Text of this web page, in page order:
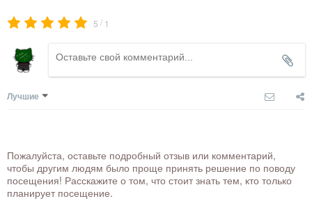
5 / 1
Лучшие
Пожалуйста, оставьте подробный отзыв или комментарий,
чтобы другим людям было проще принять решение по поводу
посещения! Расскажите о том, что стоит знать тем, кто только
планирует посещение.